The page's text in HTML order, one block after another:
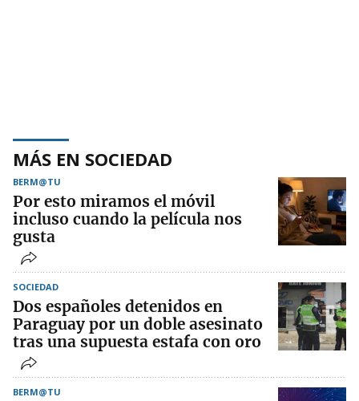
MÁS EN SOCIEDAD
BERM@TU
Por esto miramos el móvil
incluso cuando la película nos
gusta
SOCIEDAD
Dos españoles detenidos en
Paraguay por un doble asesinato
tras una supuesta estafa con oro
BERM@TU